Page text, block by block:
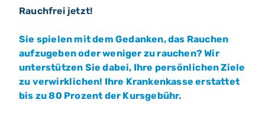
Rauchfrei jetzt!
Sie spielen mit dem Gedanken, das Rauchen
aufzugeben oder weniger zu rauchen? Wir
unterstützen Sie dabei, Ihre persönlichen Ziele
zu verwirklichen! Ihre Krankenkasse erstattet
bis zu 80 Prozent der Kursgebühr.